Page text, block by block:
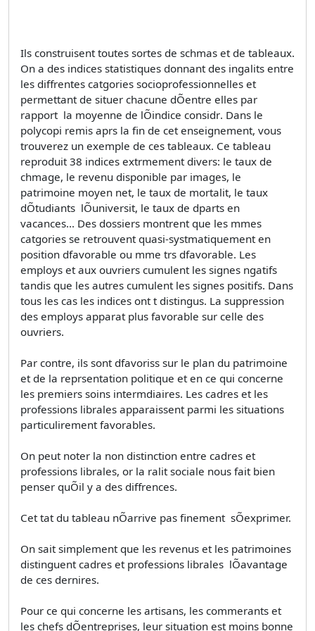
Ils construisent toutes sortes de schmas et de tableaux.
On a des indices statistiques donnant des ingalits entre
les diffrentes catgories socioprofessionnelles et
permettant de situer chacune dÕentre elles par
rapport  la moyenne de lÕindice considr. Dans le
polycopi remis aprs la fin de cet enseignement, vous
trouverez un exemple de ces tableaux. Ce tableau
reproduit 38 indices extrmement divers: le taux de
chmage, le revenu disponible par images, le
patrimoine moyen net, le taux de mortalit, le taux
dÕtudiants  lÕuniversit, le taux de dparts en
vacances... Des dossiers montrent que les mmes
catgories se retrouvent quasi-systmatiquement en
position dfavorable ou mme trs dfavorable. Les
employs et aux ouvriers cumulent les signes ngatifs
tandis que les autres cumulent les signes positifs. Dans
tous les cas les indices ont t distingus. La suppression
des employs apparat plus favorable sur celle des
ouvriers.
Par contre, ils sont dfavoriss sur le plan du patrimoine
et de la reprsentation politique et en ce qui concerne
les premiers soins intermdiaires. Les cadres et les
professions librales apparaissent parmi les situations
particulirement favorables.
On peut noter la non distinction entre cadres et
professions librales, or la ralit sociale nous fait bien
penser quÕil y a des diffrences.
Cet tat du tableau nÕarrive pas finement  sÕexprimer.
On sait simplement que les revenus et les patrimoines
distinguent cadres et professions librales  lÕavantage
de ces dernires.
Pour ce qui concerne les artisans, les commerants et
les chefs dÕentreprises, leur situation est moins bonne